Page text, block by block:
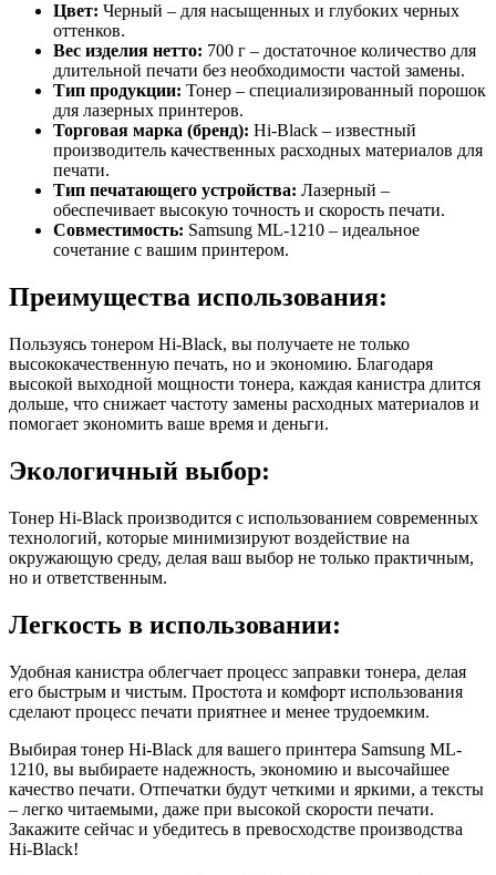
Цвет: Черный – для насыщенных и глубоких черных
оттенков.
Вес изделия нетто: 700 г – достаточное количество для
длительной печати без необходимости частой замены.
Тип продукции: Тонер – специализированный порошок
для лазерных принтеров.
Торговая марка (бренд): Hi-Black – известный
производитель качественных расходных материалов для
печати.
Тип печатающего устройства: Лазерный –
обеспечивает высокую точность и скорость печати.
Совместимость: Samsung ML-1210 – идеальное
сочетание с вашим принтером.
Преимущества использования:
Пользуясь тонером Hi-Black, вы получаете не только
высококачественную печать, но и экономию. Благодаря
высокой выходной мощности тонера, каждая канистра длится
дольше, что снижает частоту замены расходных материалов и
помогает экономить ваше время и деньги.
Экологичный выбор:
Тонер Hi-Black производится с использованием современных
технологий, которые минимизируют воздействие на
окружающую среду, делая ваш выбор не только практичным,
но и ответственным.
Легкость в использовании:
Удобная канистра облегчает процесс заправки тонера, делая
его быстрым и чистым. Простота и комфорт использования
сделают процесс печати приятнее и менее трудоемким.
Выбирая тонер Hi-Black для вашего принтера Samsung ML-
1210, вы выбираете надежность, экономию и высочайшее
качество печати. Отпечатки будут четкими и яркими, а тексты
– легко читаемыми, даже при высокой скорости печати.
Закажите сейчас и убедитесь в превосходстве производства
Hi-Black!